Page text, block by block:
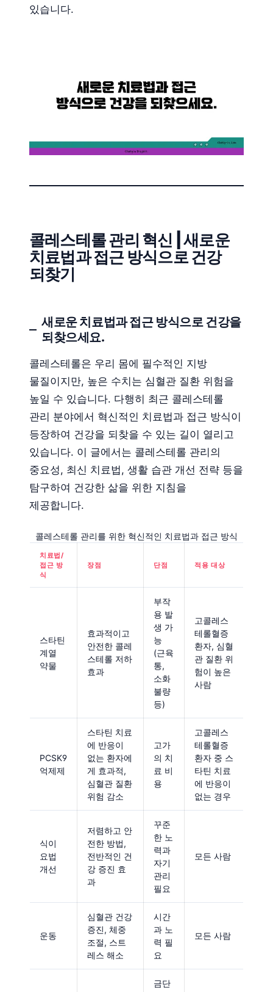
있습니다.
콜레스테롤 관리 혁신 | 새로운
치료법과 접근 방식으로 건강
되찾기
새로운 치료법과 접근 방식으로 건강을
되찾으세요.
콜레스테롤은 우리 몸에 필수적인 지방
물질이지만, 높은 수치는 심혈관 질환 위험을
높일 수 있습니다. 다행히 최근 콜레스테롤
관리 분야에서 혁신적인 치료법과 접근 방식이
등장하여 건강을 되찾을 수 있는 길이 열리고
있습니다. 이 글에서는 콜레스테롤 관리의
중요성, 최신 치료법, 생활 습관 개선 전략 등을
탐구하여 건강한 삶을 위한 지침을
제공합니다.
콜레스테롤 관리를 위한 혁신적인 치료법과 접근 방식
치료법/
접근 방
식
장점 단점 적용 대상
스타틴
계열
약물
효과적이고
안전한 콜레
스테롤 저하
효과
부작
용 발
생 가
능
(근육
통,
소화
불량
등)
고콜레스
테롤혈증
환자, 심혈
관 질환 위
험이 높은
사람
PCSK9
억제제
스타틴 치료
에 반응이
없는 환자에
게 효과적,
심혈관 질환
위험 감소
고가
의 치
료 비
용
고콜레스
테롤혈증
환자 중 스
타틴 치료
에 반응이
없는 경우
식이
요법
개선
저렴하고 안
전한 방법,
전반적인 건
강 증진 효
과
꾸준
한 노
력과
자기
관리
필요
모든 사람
운동
심혈관 건강
증진, 체중
조절, 스트
레스 해소
시간
과 노
력 필
요
모든 사람
금단